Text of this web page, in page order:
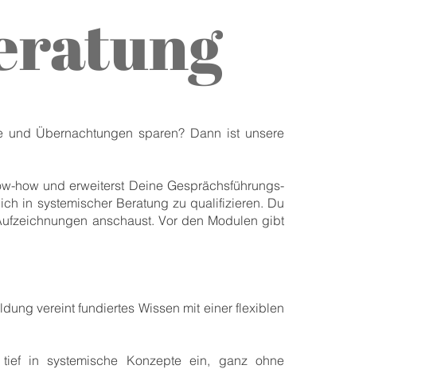
Übernachtungen sparen? Dann ist unsere
how und erweiterst Deine Gesprächsführungs-
in systemischer Beratung zu qualifizieren. Du
anschaust. Vor den Modulen gibt
vereint fundiertes Wissen mit einer flexiblen
in systemische Konzepte ein, ganz ohne